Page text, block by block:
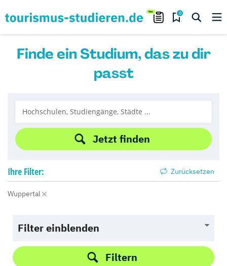
0
Finde ein Studium, das zu dir
passt
Jetzt finden
Ihre Filter: Zurücksetzen
Wuppertal
Filter einblenden
Filtern